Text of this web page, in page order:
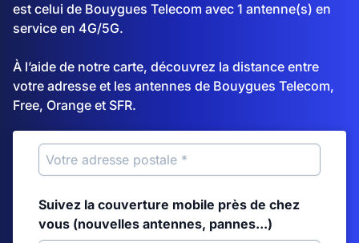
est celui de Bouygues Telecom avec 1 antenne(s) en
service en 4G/5G.
À l’aide de notre carte, découvrez la distance entre
votre adresse et les antennes de Bouygues Telecom,
Free, Orange et SFR.
Suivez la couverture mobile près de chez
vous (nouvelles antennes, pannes...)